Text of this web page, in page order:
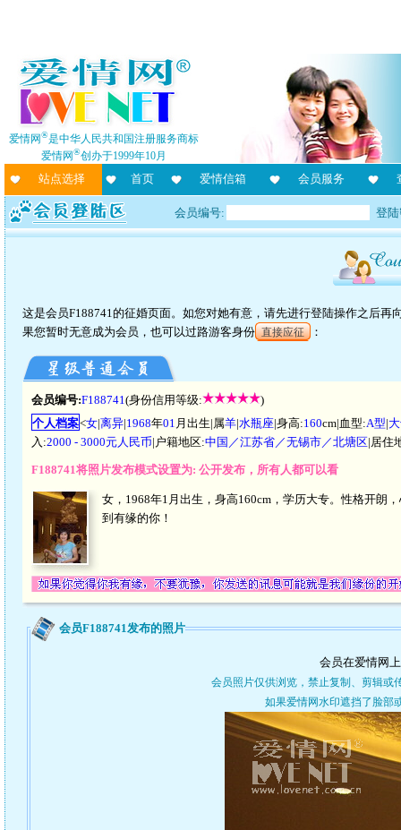
爱情网®是中华人民共和国注册服务商标
爱情网®创办于1999年10月
站点选择 首页 爱情信箱 会员服务
会员编号: 登
这是会员F188741的征婚页面。如您对她有意，请先进行登陆操作之后
果您暂时无意成为会员，也可以过路游客身份 直接应征 ：
会员编号:F188741(身份信用等级:
)
个人档案<女|离异|1968年01 月出生|属羊|水瓶座|身高:160cm|血型:A型|
入:2000 - 3000元人民币|户籍地区:中国／江苏省／无锡市／北塘区|居住
F188741将照片发布模式设置为: 公开发布，所有人都可以看
女，1968年1月出生，身高160cm，学历大专。性格开朗
到有缘的你！
会员F188741发布的照片
会员在爱情网
会员照片仅供浏览，禁止复制、剪辑或
如果爱情网水印遮挡了脸部